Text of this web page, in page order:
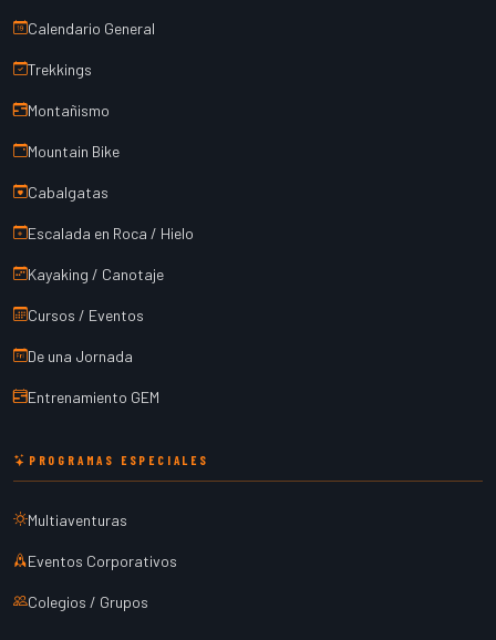
Calendario General
Trekkings
Montañismo
Mountain Bike
Cabalgatas
Escalada en Roca / Hielo
Kayaking / Canotaje
Cursos / Eventos
De una Jornada
Entrenamiento GEM
PROGRAMAS ESPECIALES
Multiaventuras
Eventos Corporativos
Colegios / Grupos